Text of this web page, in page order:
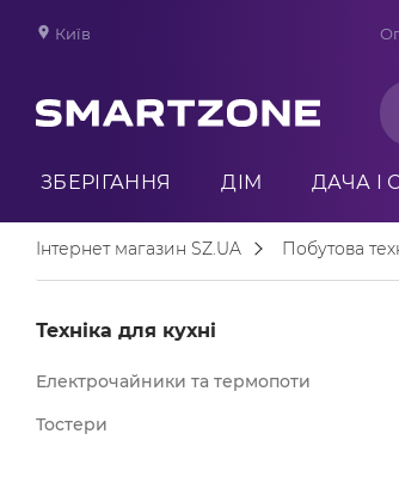
Київ
ЗБЕРІГАННЯ ДІМ ДАЧА І
Інтернет магазин SZ.UA Побутова
Техніка для кухні
Електрочайники та термопоти
Тостери